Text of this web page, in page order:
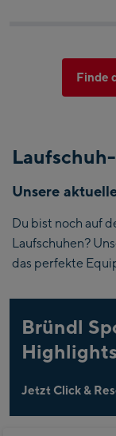
Finde
Unsere
Du bist noch auf
Laufschuhen?
das perfekte
Bründl
Highlights
Jetzt Click &